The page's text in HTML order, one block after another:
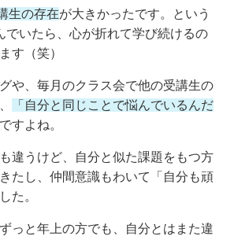
生の存在が大きかったです。という
でいたら、心が折れて学び続けるの
す（笑）
や、毎月のクラス会で他の受講生の
「自分と同じことで悩んでいるんだ
すよね。
違うけど、自分と似た課題をもつ方
たし、仲間意識もわいて「自分も頑
た。
っと年上の方でも、自分とはまた違